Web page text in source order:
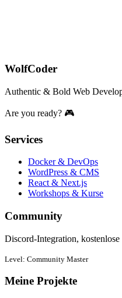
WolfCoder
Authentic & Bold Web
Are you ready? 🎮
Services
Docker & DevOps
WordPress & CMS
React & Next.js
Workshops & Kurse
Community
Discord-Integration,
Level: Community Master
Meine Projekte